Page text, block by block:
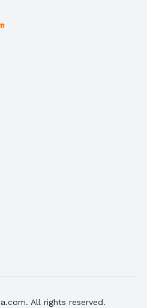
All rights reserved.